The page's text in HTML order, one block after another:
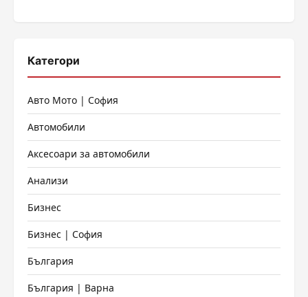
Категори
Авто Мото | София
Автомобили
Аксесоари за автомобили
Анализи
Бизнес
Бизнес | София
България
България | Варна